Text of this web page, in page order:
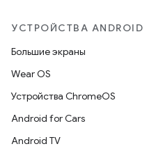
УСТРОЙСТВА ANDROID
Большие экраны
Wear OS
Устройства ChromeOS
Android for Cars
Android TV